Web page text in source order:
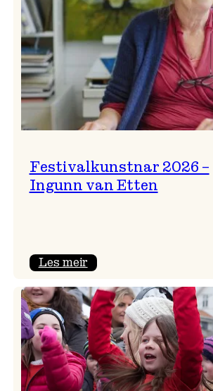
Festivalkunstnar 2026 –
Ingunn van Etten
Les meir:
2026
–
Ingunn van Etten